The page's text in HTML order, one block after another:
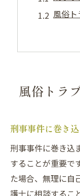
風俗
風俗
刑事
さいたま市
地元で
風俗ト
さいた
風俗ト
風俗トラ
刑事事件に巻き
刑事事件に巻き込
することが重要で
た場合、無理に自
護士に相談するこ